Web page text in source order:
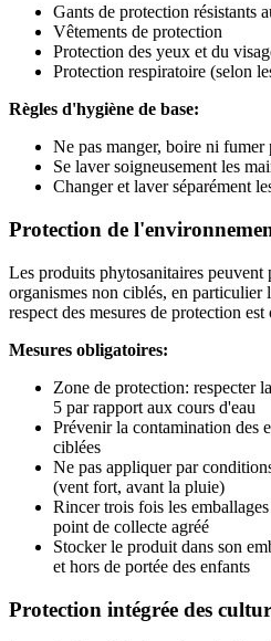
Gants de protection résistants
Vêtements de protection
Protection des yeux et du
Protection respiratoire (selon
Règles d'hygiène de base:
Ne pas manger, boire ni
Se laver soigneusement les
Changer et laver séparément
Protection de
Les produits phytosanitaires peuvent
organismes non ciblés, en particulier
respect des mesures de protection
Mesures obligatoires:
Zone de protection: respecter
5 par rapport aux cours d'eau
Prévenir la contamination des
ciblées
Ne pas appliquer par
(vent fort, avant la pluie)
Rincer trois fois les
point de collecte agréé
Stocker le produit dans son
et hors de portée des enfants
Protection intégrée des